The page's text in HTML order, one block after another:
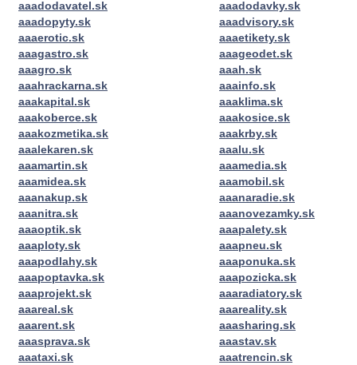
aaadodavatel.sk
aaadodavky.sk
aaadopyty.sk
aaadvisory.sk
aaaerotic.sk
aaaetikety.sk
aaagastro.sk
aaageodet.sk
aaagro.sk
aaah.sk
aaahrackarna.sk
aaainfo.sk
aaakapital.sk
aaaklima.sk
aaakoberce.sk
aaakosice.sk
aaakozmetika.sk
aaakrby.sk
aaalekaren.sk
aaalu.sk
aaamartin.sk
aaamedia.sk
aaamidea.sk
aaamobil.sk
aaanakup.sk
aaanaradie.sk
aaanitra.sk
aaanovezamky.sk
aaaoptik.sk
aaapalety.sk
aaaploty.sk
aaapneu.sk
aaapodlahy.sk
aaaponuka.sk
aaapoptavka.sk
aaapozicka.sk
aaaprojekt.sk
aaaradiatory.sk
aaareal.sk
aaareality.sk
aaarent.sk
aaasharing.sk
aaasprava.sk
aaastav.sk
aaataxi.sk
aaatrencin.sk